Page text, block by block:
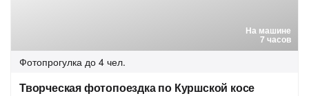
На машине
7 часов
Фотопрогулка до 4 чел.
Творческая фотопоездка по Куршской косе